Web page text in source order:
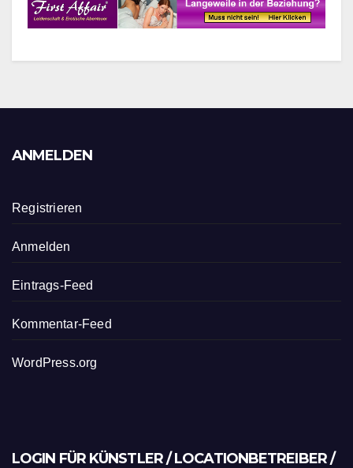
ANMELDEN
Registrieren
Anmelden
Eintrags-Feed
Kommentar-Feed
WordPress.org
LOGIN FÜR KÜNSTLER / LOCATIONBETREIBER /